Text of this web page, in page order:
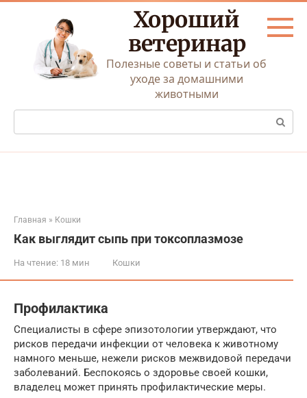
Перейти
Хороший
ветеринар
Полезные советы и статьи об
уходе за домашними
животными
Поиск:
Главная » Кошки
Как выглядит сыпь при токсоплазмозе
На чтение: 18 мин Кошки
Профилактика
Специалисты в сфере эпизотологии утверждают, что
рисков передачи инфекции от человека к животному
намного меньше, нежели рисков межвидовой передачи
заболеваний. Беспокоясь о здоровье своей кошки,
владелец может принять профилактические меры.